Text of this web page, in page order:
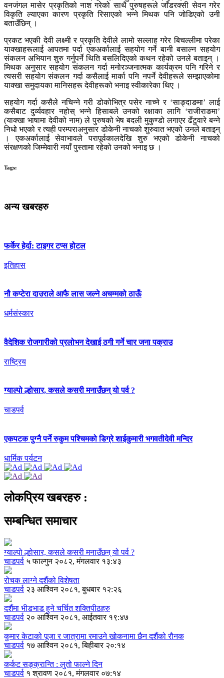
वनजंगल मासेर प्रकृतिको नाश गरेको साथै पुरुषहरूले जाँडरक्सी सेवन गरेर
विकृति ल्याएका कारण प्रकृति रिसाएको भन्ने मिथक पनि जोडिएको उनी
बताउँछिन् ।
प्रकट भएकी देवी लक्ष्मी र प्रकृति देवीले लामो सल्लाह गरेर बिचल्लीमा परेका
याक्खाहरूलाई आपतमा पर्दा एकअर्कालाई सहयोग गर्ने बानी बसाल्न सहयोग
संकलन अभियान शुरु गर्नुपर्ने थिति बसलिदिएको कथन रहेको उनले बताइन् ।
मिथक अनुसार सहयोग संकलन गर्दा मनोरञ्जनात्मक कार्यक्रम पनि गरिने र
त्यसरी सहयोग संकलन गर्दा कसैलाई मार्का पनि नपर्ने देवीहरूले सम्झाएकोमा
याक्खा समुदायका मानिसहरू देवीहरूको भनाइ स्वीकारेका थिए ।
सहयोग गर्दा कसैले नचिन्ने गरी डोकोभित्र पसेर नाच्ने र ‘साङ्दाङमा’ लाई
कसैबाट दुर्व्यवहार नहोस् भन्ने हिसाबले उनको रक्षाका लागि ‘राजीराङमा’
(याक्खा भाषामा देवीको नाम) ले पुरुषको भेष बदली मुकुण्डो लगाएर ढँटुवारे बन्ने
निधो भएको र त्यही परम्पराअनुसार डोकेनी नाचको शुरुवात भएको उनले बताइन्
। एकअर्कालाई सेवाभावले परापूर्वकालदेखि शुरु भएको डोकेनी नाचको
संरक्षणको जिम्मेवारी नयाँ पुस्तामा रहेको उनको भनाइ छ ।
Tags:
अन्य खबरहरु
फर्केर हेर्दा: टाइगर टप्स होटल
इतिहास
नौ कप्टेरा दाउराले आफै लास जल्ने अचम्मको ठाऊँ
धर्मसंस्कार
वैदेशिक रोजगारीको प्रलोभन देखाई ठगी गर्ने चार जना पक्राउ
राष्ट्रिय
ग्याल्पो ल्होसार, कसले कसरी मनाउँछन् यो पर्व ?
चाडपर्व
एकपटक पुग्‍नै पर्ने रुकुम पश्चिमको डिग्रे शाईकुमारी भगवतीदेवी मन्दिर
धार्मिक पर्यटन
लोकप्रिय खबरहरु :
सम्बन्धित समाचार
ग्याल्पो ल्होसार, कसले कसरी मनाउँछन् यो पर्व ?
चाडपर्व ५ फाल्गुन २०८२, मंगलवार १३:४३
रोचक लाग्ने दशैंको विशेषता
चाडपर्व २३ आश्विन २०८१, बुधबार १२:२६
दशैंमा भीडभाड हुने चर्चित शक्तिपीठहरु
चाडपर्व २० आश्विन २०८१, आईतवार १९:४७
कुमार केटाको पूजा र जात्रामा रमाउने खोकनामा छैन दशैंको रौनक
चाडपर्व १७ आश्विन २०८१, बिहीबार २०:१४
कर्कट सङ्क्रान्ति : लुतो फाल्ने दिन
चाडपर्व १ श्रावण २०८१, मंगलवार ०७:१४